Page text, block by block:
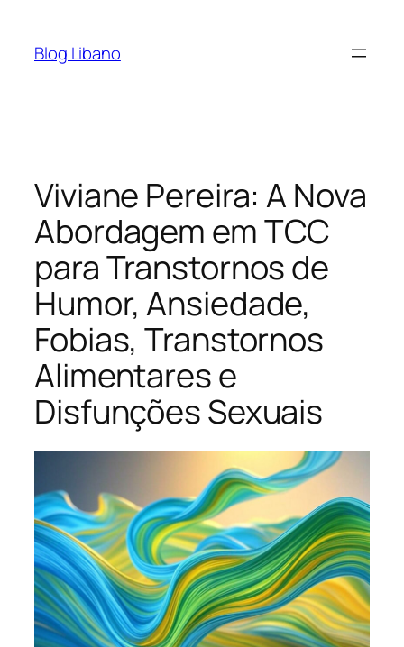
Blog Libano
Viviane Pereira: A Nova
Abordagem em TCC
para Transtornos de
Humor, Ansiedade,
Fobias, Transtornos
Alimentares e
Disfunções Sexuais